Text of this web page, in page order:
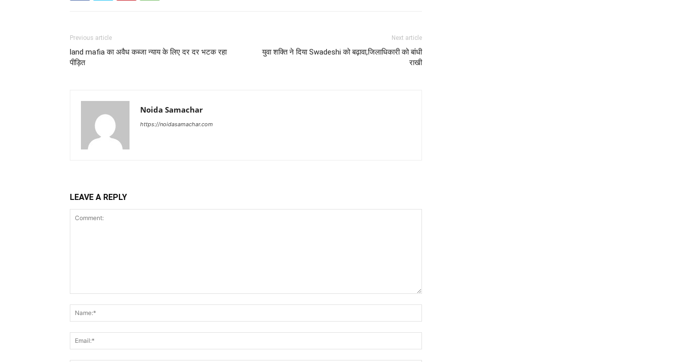
Previous article
land mafia का अवैध कब्जा न्याय के लिए दर दर भटक रहा
पीड़ित
Next article
युवा शक्ति ने दिया Swadeshi को बढ़ावा,जिलाधिकारी को बांधी
राखी
Noida Samachar
https://noidasamachar.com
LEAVE A REPLY